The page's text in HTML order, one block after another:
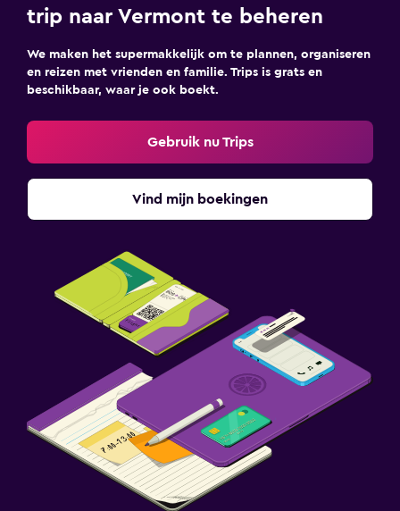
trip naar Vermont te beheren
We maken het supermakkelijk om te plannen, organiseren
en reizen met vrienden en familie. Trips is grats en
beschikbaar, waar je ook boekt.
Gebruik nu Trips
Vind mijn boekingen